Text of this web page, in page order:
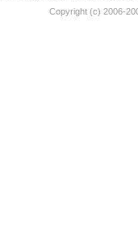
Copyright (c) 2006-